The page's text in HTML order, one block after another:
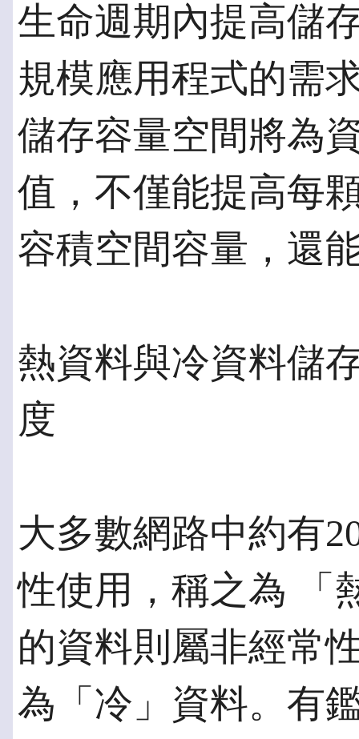
生命週期內提高儲
規模應用程式的需
儲存容量空間將為
值，不僅能提高每
容積空間容量，還
熱資料與冷資料儲
度
大多數網路中約有
性使用，稱之為 「
的資料則屬非經常
為「冷」資料。有